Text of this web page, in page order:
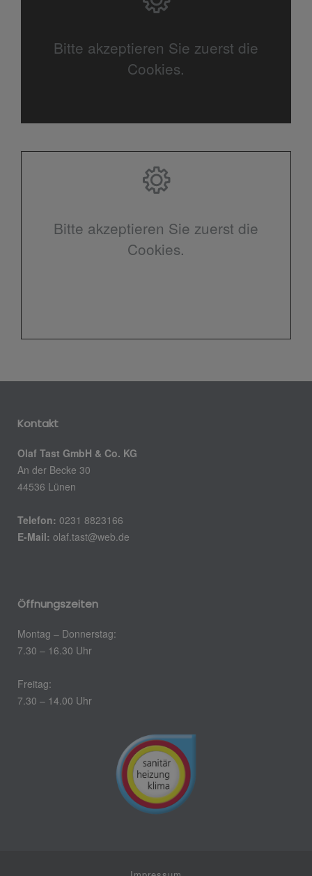
Bitte akzeptieren Sie zuerst die
Cookies.
Bitte akzeptieren Sie zuerst die
Cookies.
Kontakt
Olaf Tast GmbH & Co. KG
An der Becke 30
44536 Lünen
Telefon: 0231 8823166
E-Mail: olaf.tast@web.de
Öffnungszeiten
Montag – Donnerstag:
7.30 – 16.30 Uhr
Freitag:
7.30 – 14.00 Uhr